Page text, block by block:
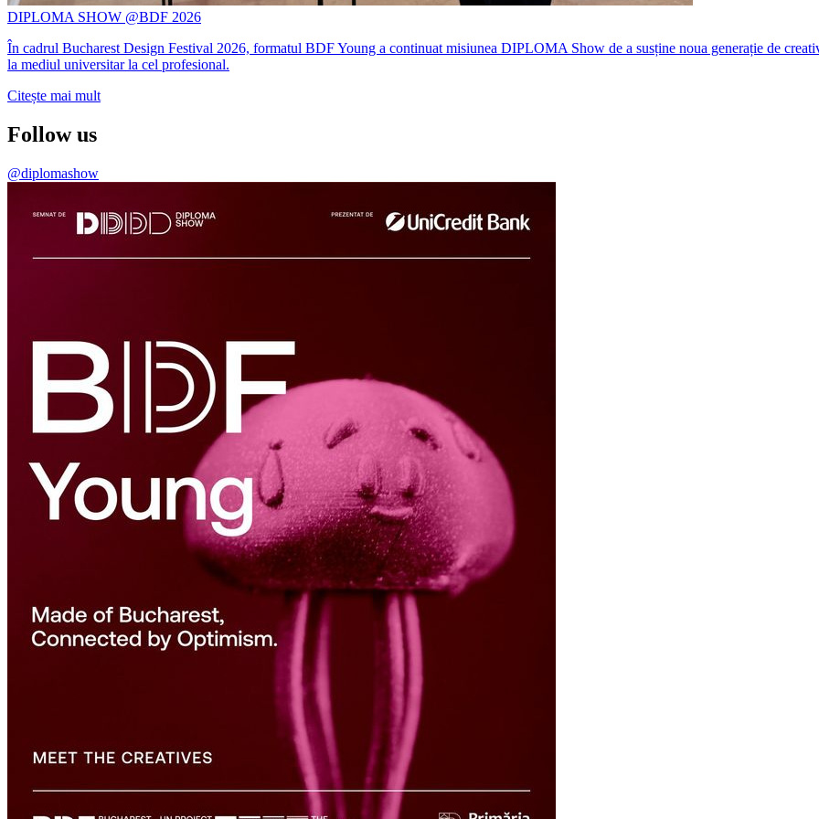
DIPLOMA SHOW @BDF 2026
În cadrul Bucharest Design Festival 2026, formatul BDF Young a continuat misiunea DIPLOMA Show de a susține noua generație de
la mediul universitar la cel profesional.
Citește mai mult
Follow us
@diplomashow